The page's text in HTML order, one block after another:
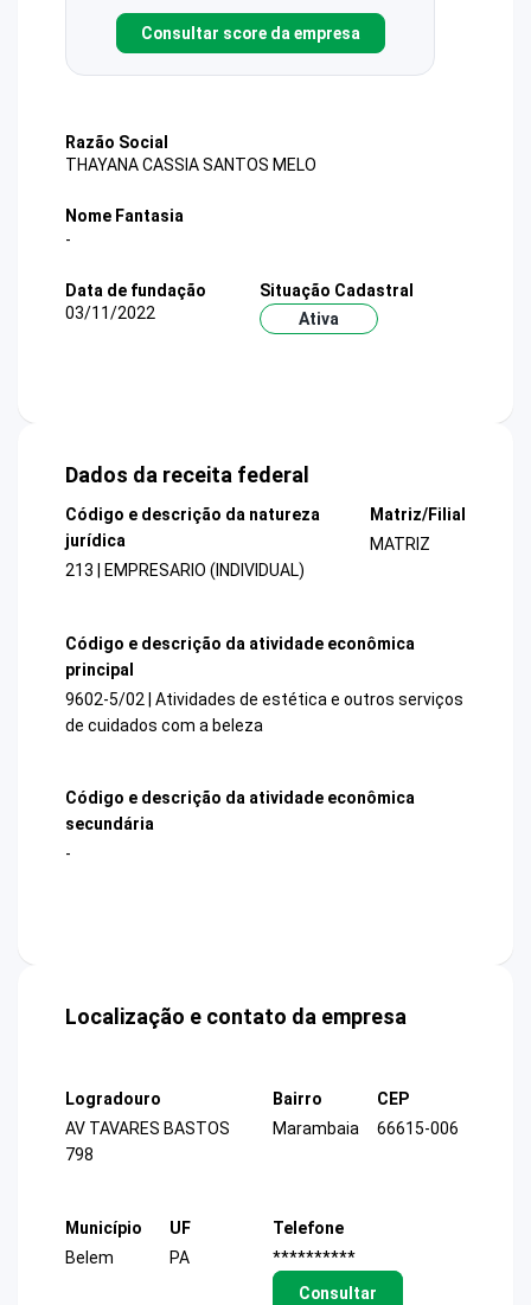
Consultar score da empresa
Razão Social
THAYANA CASSIA SANTOS MELO
Nome Fantasia
-
Data de fundação
03/11/2022
Situação Cadastral
Ativa
Dados da receita federal
Código e descrição da natureza
jurídica
213 | EMPRESARIO (INDIVIDUAL)
Matriz/Filial
MATRIZ
Código e descrição da atividade econômica
principal
9602-5/02 | Atividades de estética e outros serviços
de cuidados com a beleza
Código e descrição da atividade econômica
secundária
-
Localização e contato da empresa
Logradouro
AV TAVARES BASTOS
798
Bairro
Marambaia
CEP
66615-006
Município
Belem
UF
PA
Telefone
**********
Consultar